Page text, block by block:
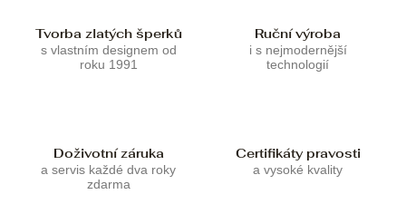
Tvorba zlatých šperků
s vlastním designem od
roku 1991
Ruční výroba
i s nejmodernější
technologií
Doživotní záruka
a servis každé dva roky
zdarma
Certifikáty pravosti
a vysoké kvality